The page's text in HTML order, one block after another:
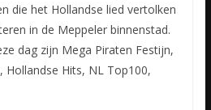
die het Hollandse lied vertolken
in de Meppeler binnenstad.
dag zijn Mega Piraten Festijn,
Hollandse Hits, NL Top100,